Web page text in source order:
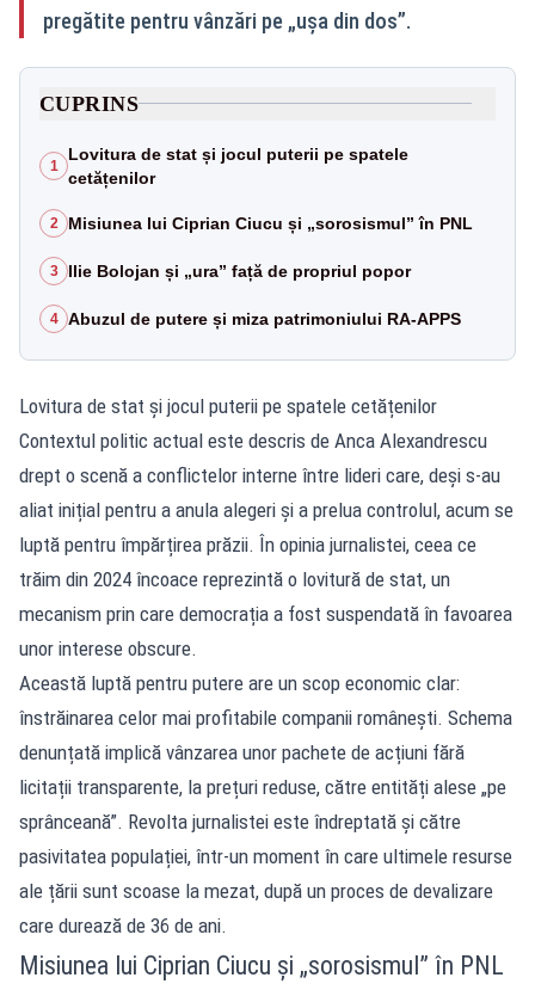
pregătite pentru vânzări pe „ușa din dos”.
CUPRINS
1
Lovitura de stat și jocul puterii pe spatele
cetățenilor
2 Misiunea lui Ciprian Ciucu și „sorosismul” în PNL
3 Ilie Bolojan și „ura” față de propriul popor
4 Abuzul de putere și miza patrimoniului RA-APPS
Lovitura de stat și jocul puterii pe spatele cetățenilor
Contextul politic actual este descris de Anca Alexandrescu
drept o scenă a conflictelor interne între lideri care, deși s-au
aliat inițial pentru a anula alegeri și a prelua controlul, acum se
luptă pentru împărțirea prăzii. În opinia jurnalistei, ceea ce
trăim din 2024 încoace reprezintă o lovitură de stat, un
mecanism prin care democrația a fost suspendată în favoarea
unor interese obscure.
Această luptă pentru putere are un scop economic clar:
înstrăinarea celor mai profitabile companii românești. Schema
denunțată implică vânzarea unor pachete de acțiuni fără
licitații transparente, la prețuri reduse, către entități alese „pe
sprânceană”. Revolta jurnalistei este îndreptată și către
pasivitatea populației, într-un moment în care ultimele resurse
ale țării sunt scoase la mezat, după un proces de devalizare
care durează de 36 de ani.
Misiunea lui Ciprian Ciucu și „sorosismul” în PNL